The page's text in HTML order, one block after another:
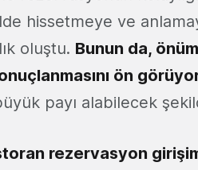
hissetmeye ve
oluştu. Bunun da,
ön
payı alabilecek
rezervasyon